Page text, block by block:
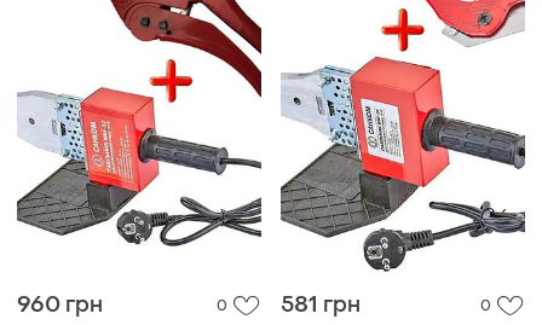
960 грн 0 581 грн 0